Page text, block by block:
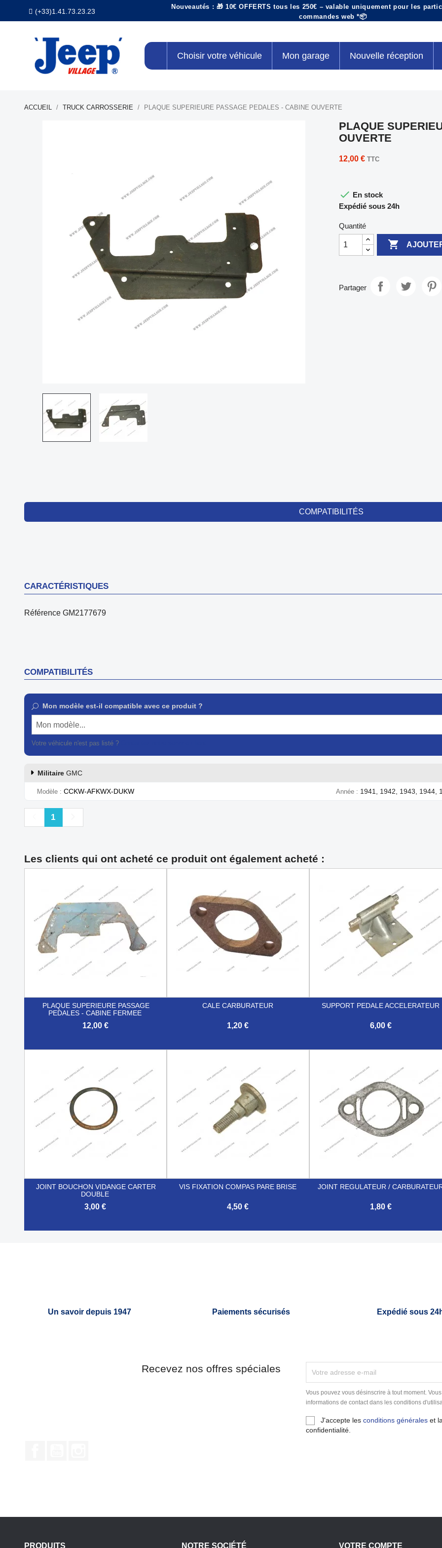
(+33)1.41.73.23.23
Nouveautés : 🎁 10€ OFFERTS tous les 250€ – valable uniquement pour les
commandes web *📦
Choisir votre véhicule Mon garage Nouvelle réception
ACCUEIL TRUCK CARROSSERIE PLAQUE SUPERIEURE PASSAGE PEDALES - CABINE OUVERTE
PLAQUE
OUVERTE
12,00 € TTC
 En stock
Expédié sous 24h
Quantité

Partager
COMPATIBILITÉS
CARACTÉRISTIQUES
Référence GM2177679
COMPATIBILITÉS
Mon modèle est-il compatible avec ce produit ?
Mon modèle...
Votre véhicule n'est pas listé ?
Militaire GMC
Modèle CCKW-AFKWX-DUKW Année 1941, 1942, 1943, 1944,
Précédent
1
Les clients qui ont acheté ce produit ont également acheté :
PLAQUE SUPERIEURE PASSAGE
PEDALES - CABINE FERMEE
12,00 €
CALE CARBURATEUR
1,20 €
SUPPORT PEDALE ACCELERATEUR
6,00 €
JOINT BOUCHON VIDANGE CARTER
DOUBLE
3,00 €
VIS FIXATION COMPAS PARE BRISE
4,50 €
JOINT REGULATEUR /
1,80 €
Un savoir depuis 1947 Paiements sécurisés Expédié sous
Recevez nos offres spéciales
Vous pouvez vous désinscrire à tout moment.
informations de contact dans les conditions
J'accepte lesconditions générales et
confidentialité.
PRODUITS NOTRE SOCIÉTÉ VOTRE COMPTE